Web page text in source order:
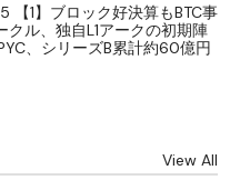
【1】ブロック好決算もBTC事
ル、独自L1アークの初期陣
、シリーズB累計約60億円
View All